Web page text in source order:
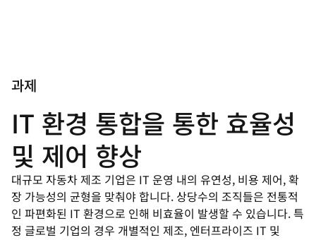
과제
IT 환경 통합을 통한 효율성
및 제어 향상
대규모 자동차 제조 기업은 IT 운영 내의 유연성, 비용 제어, 확
장 가능성의 균형을 맞춰야 합니다. 상당수의 조직들은 전통적
인 파편화된 IT 환경으로 인해 비효율이 발생할 수 있습니다. 특
정 글로벌 기업의 경우 개별적인 제조, 엔터프라이즈 IT 및